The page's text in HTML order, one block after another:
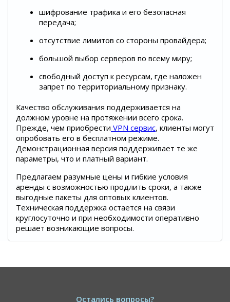
шифрование трафика и его безопасная
передача;
отсутствие лимитов со стороны провайдера;
большой выбор серверов по всему миру;
свободный доступ к ресурсам, где наложен
запрет по территориальному признаку.
Качество обслуживания поддерживается на
должном уровне на протяжении всего срока.
Прежде, чем приобрести VPN сервис, клиенты могут
опробовать его в бесплатном режиме.
Демонстрационная версия поддерживает те же
параметры, что и платный вариант.
Предлагаем разумные цены и гибкие условия
аренды с возможностью продлить сроки, а также
выгодные пакеты для оптовых клиентов.
Техническая поддержка остается на связи
круглосуточно и при необходимости оперативно
решает возникающие вопросы.
Остались вопросы?